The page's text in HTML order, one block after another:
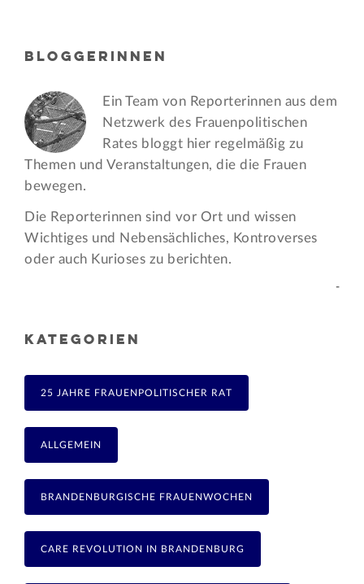
BLOGGERINNEN
Ein Team von Reporterinnen aus dem
Netzwerk des Frauen­politischen
Rates bloggt hier regelmäßig zu
Themen und Veran­staltungen, die die Frauen
bewegen.
Die Reporterinnen sind vor Ort und wissen
Wichtiges und Nebensächliches, Kontroverses
oder auch Kurioses zu berichten.
-
KATEGORIEN
25 JAHRE FRAUENPOLITISCHER RAT
ALLGEMEIN
BRANDENBURGISCHE FRAUENWOCHEN
CARE REVOLUTION IN BRANDENBURG